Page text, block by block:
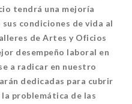
tendrá una mejoría
condiciones de vida al
de Artes y Oficios
desempeño laboral en
a radicar en nuestro
dedicadas para cubrir
problemática de las